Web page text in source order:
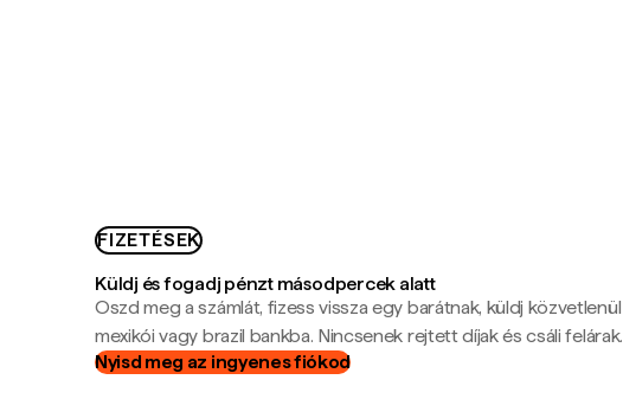
FIZETÉSEK
Küldj és fogadj pénzt másodpercek alatt
Oszd meg a számlát, fizess vissza egy barátnak, küldj közvetlenül
mexikói vagy brazil bankba. Nincsenek rejtett díjak és csáli felárak.
Nyisd meg az ingyenes fiókod